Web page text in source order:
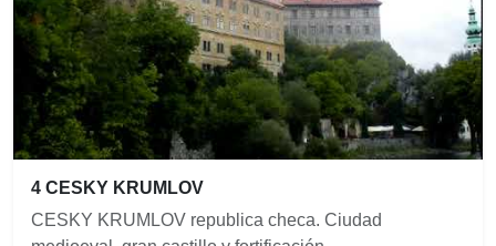
4 CESKY KRUMLOV
CESKY KRUMLOV republica checa. Ciudad